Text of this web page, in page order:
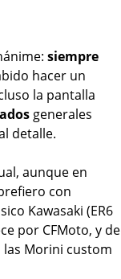
siempre
hacer un
la pantalla
generales
detalle.
aunque en
con
Kawasaki (ER6
por CFMoto, y de
Morini custom